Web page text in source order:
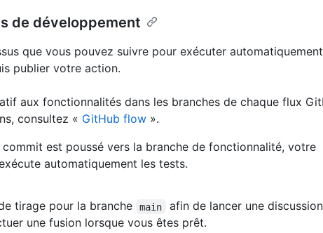
de développement
que vous pouvez suivre pour exécuter
publier votre action.
aux fonctionnalités dans les branches de chaque flux
consultez « GitHub flow ».
commit est poussé vers la branche de fonctionnalité, votre
automatiquement les tests.
tirage pour la branche main
afin de lancer une
une fusion lorsque vous êtes prêt.